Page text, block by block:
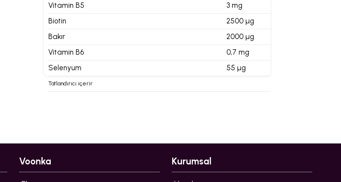
Vitamin B5
3 mg
Biotin
2500 µg
Bakır
2000 µg
Vitamin B6
0,7 mg
Selenyum
55 µg
Tatlandırıcı içerir
Voonka Kurumsal